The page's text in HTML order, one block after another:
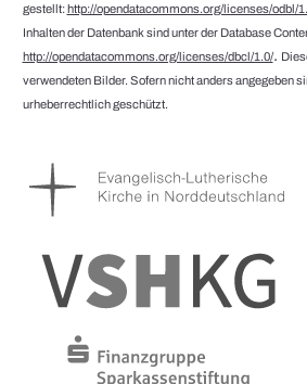
gestellt:http://opendatacommons.org/licenses/odbl/
Inhalten der Datenbank sind unter der Database
http://opendatacommons.org/licenses/dbcl/1.0/.
verwendeten Bilder. Sofern nicht anders angegeben
urheberrechtlich geschützt.